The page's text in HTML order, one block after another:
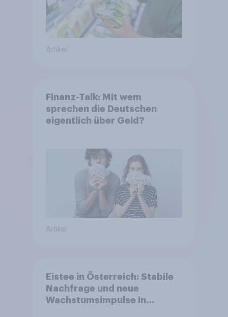
Artikel
Finanz-Talk: Mit wem
sprechen die Deutschen
eigentlich über Geld?
Artikel
Eistee in Österreich: Stabile
Nachfrage und neue
Wachstumsimpulse in